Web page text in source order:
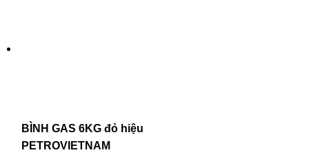
BÌNH GAS 6KG đỏ hiệu
PETROVIETNAM